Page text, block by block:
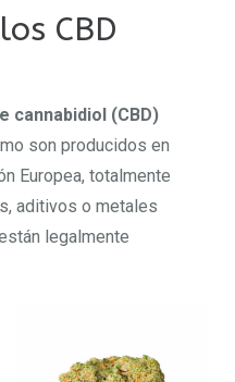
CBD
cannabidiol (CBD)
son producidos en
Europea, totalmente
aditivos o metales
legalmente